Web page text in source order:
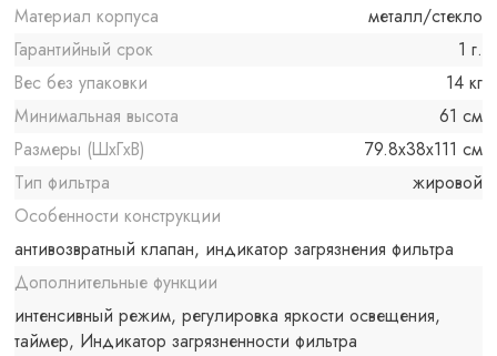
Материал корпуса
металл/стекло
Гарантийный срок
1 г.
Вес без упаковки
14 кг
Минимальная высота
61 см
Размеры (ШxГxВ)
79.8x38x111 см
Тип фильтра
жировой
Особенности конструкции
антивозвратный клапан, индикатор загрязнения фильтра
Дополнительные функции
интенсивный режим, регулировка яркости освещения,
таймер, Индикатор загрязненности фильтра